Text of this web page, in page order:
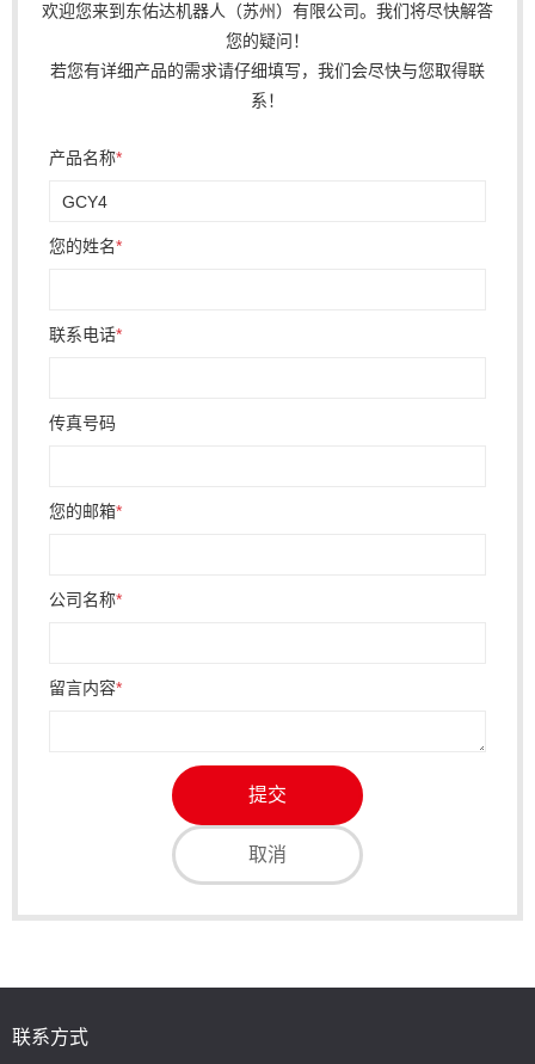
欢迎您来到东佑达机器人（苏州）有限公司。我们将尽快解答
您的疑问！
若您有详细产品的需求请仔细填写，我们会尽快与您取得联
系！
产品名称*
您的姓名*
联系电话*
传真号码
您的邮箱*
公司名称*
留言内容*
联系方式